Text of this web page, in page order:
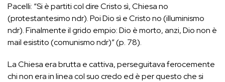
Pacelli: “Si è partiti col dire Cristo sì, Chiesa no
(protestantesimo ndr). Poi Dio sì e Cristo no (illuminismo
ndr). Finalmente il grido empio: Dio è morto, anzi, Dio non è
mail esistito (comunismo ndr)” (p. 78).
La Chiesa era brutta e cattiva, perseguitava ferocemente
chi non era in linea col suo credo ed è per questo che si